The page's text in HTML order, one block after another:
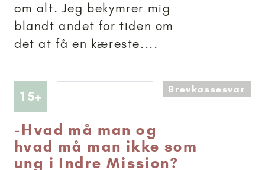
om alt. Jeg bekymrer mig
blandt andet for tiden om
det at få en kæreste....
15+ Artikler anbefalet til 15+Brevkassesvar
-Hvad må man og
hvad må man ikke som
ung i Indre Mission?